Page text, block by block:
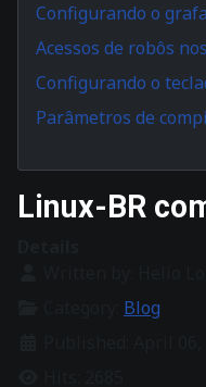
Configurando o
Acessos de robôs
Configurando o
Parâmetros de
Linux-BR
Blog